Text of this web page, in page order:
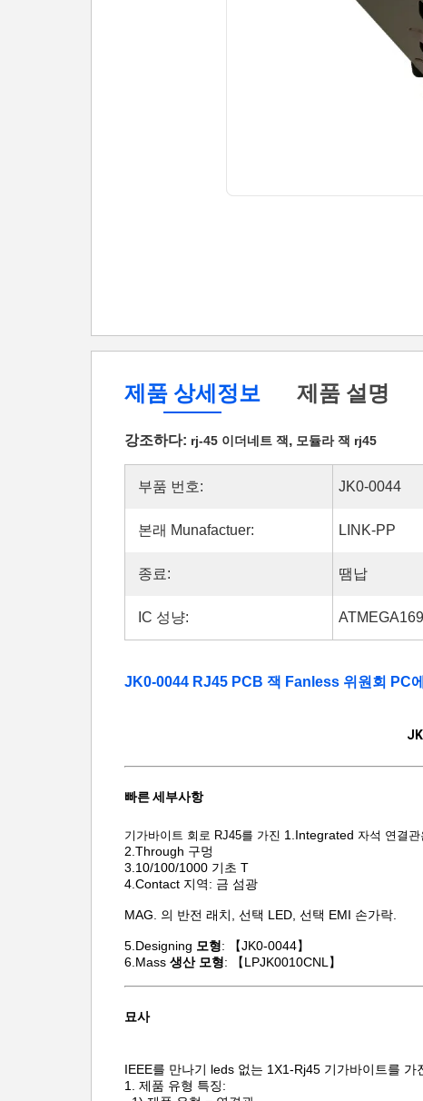
제품 상세정보 제품 설명
강조하다: rj-45 이더네트 잭, 모듈라 잭 rj45
부품 번호: JK0-0044
본래 Munafactuer: LINK-PP
종료: 땜납
IC 성냥:
JK0-0044 RJ45 PCB 잭 Fanless 위원회 PC
빠른 세부사항
기가바이트 회로 RJ45를 가진 1.Integrated 자석 연결
2.Through 구멍
3.10/100/1000 기초 T
4.Contact 지역: 금 섬광
MAG. 의 반전 래치, 선택 LED, 선택 EMI 손가락.
5.Designing 모형: 【JK0-0044】
6.Mass 생산 모형: 【LPJK0010CNL】
묘사
IEEE를 만나기 leds 없는 1X1-Rj45 기가바이트를 가
1. 제품 유형 특징: